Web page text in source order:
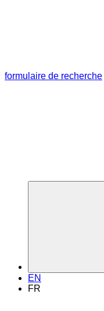
formulaire de recherche
EN
FR